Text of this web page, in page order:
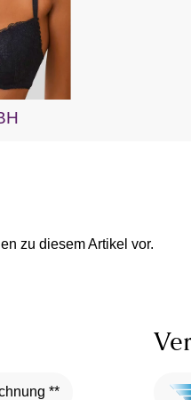
zu diesem Artikel vor.
**